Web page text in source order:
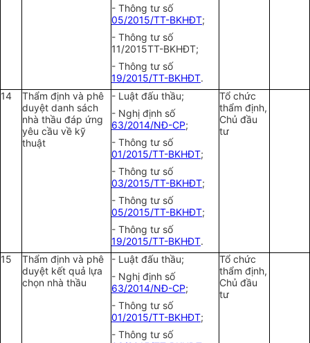
- Thông tư số
05/2015/TT-BKHĐT;
- Thông tư số
11/2015TT-BKHĐT;
- Thông tư số
19/2015/TT-BKHĐT.
14
Thẩm định và phê
duyệt danh sách
nhà thầu đáp ứng
yêu cầu về kỹ
thuật
- Luật đấu thầu;
- Nghị định số
63/2014/NĐ-CP;
- Thông tư số
01/2015/TT-BKHĐT;
- Thông tư số
03/2015/TT-BKHĐT;
- Thông tư số
05/2015/TT-BKHĐT;
- Thông tư số
19/2015/TT-BKHĐT.
Tổ chức
thẩm định,
Chủ đầu
tư
15
Thẩm định và phê
duyệt kết quả lựa
chọn nhà thầu
- Luật đấu thầu;
- Nghị định số
63/2014/NĐ-CP;
- Thông tư số
01/2015/TT-BKHĐT;
- Thông tư số
Tổ chức
thẩm định,
Chủ đầu
tư